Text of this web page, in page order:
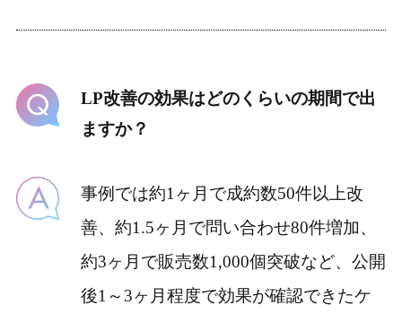
LP改善の効果はどのくらいの期間で出
ますか？
事例では約1ヶ月で成約数50件以上改
善、約1.5ヶ月で問い合わせ80件増加、
約3ヶ月で販売数1,000個突破など、公開
後1～3ヶ月程度で効果が確認できたケ